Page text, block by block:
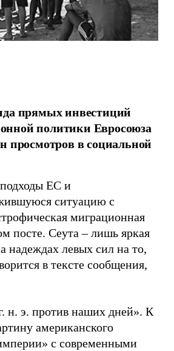
прямых инвестиций
политики Евросоюза
просмотров в социальной
ЕС и
ситуацию с
миграционная
посте. Сеута – лишь яркая
надеждах левых сил на то,
в тексте сообщения,
н. э. против наших дней». К
американского
с современными